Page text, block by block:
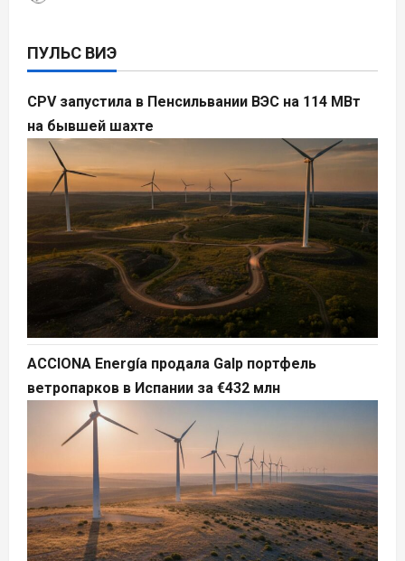
ПУЛЬС ВИЭ
CPV запустила в Пенсильвании ВЭС на 114 МВт
на бывшей шахте
ACCIONA Energía продала Galp портфель
ветропарков в Испании за €432 млн